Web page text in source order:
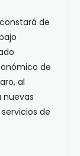
de
de
al
nuevas
de